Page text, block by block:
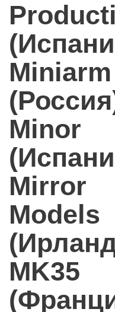
Miniarm
Minor
Mirror
Models
MK35